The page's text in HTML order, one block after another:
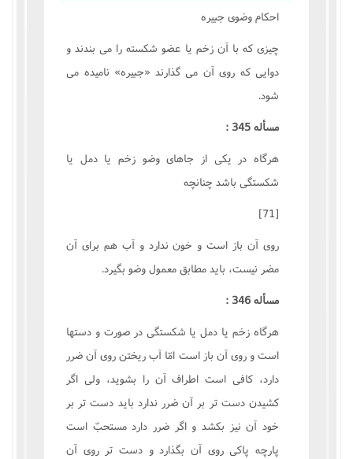
احکام وضوى جبيره
چيزى که با آن زخم يا عضو شکسته را مى بندند و
دوايى که روى آن مى گذارند «جبيره» ناميده مى
شود.
مسأله 345 :
هرگاه در يکى از جاهاى وضو زخم يا دمل يا
شکستگى باشد چنانچه
[71]
روى آن باز است و خون ندارد و آب هم براى آن
مضر نيست، بايد مطابق معمول وضو بگيرد.
مسأله 346 :
هرگاه زخم يا دمل يا شکستگى در صورت و دستها
است و روى آن باز است امّا آب ريختن روى آن ضرر
دارد، کافى است اطراف آن را بشويد، ولى اگر
کشيدن دست تر بر آن ضرر ندارد بايد دست تر بر
خود آن نيز بکشد و اگر ضرر دارد مستحبّ است
پارچه پاکى روى آن بگذارد و دست تر روى آن